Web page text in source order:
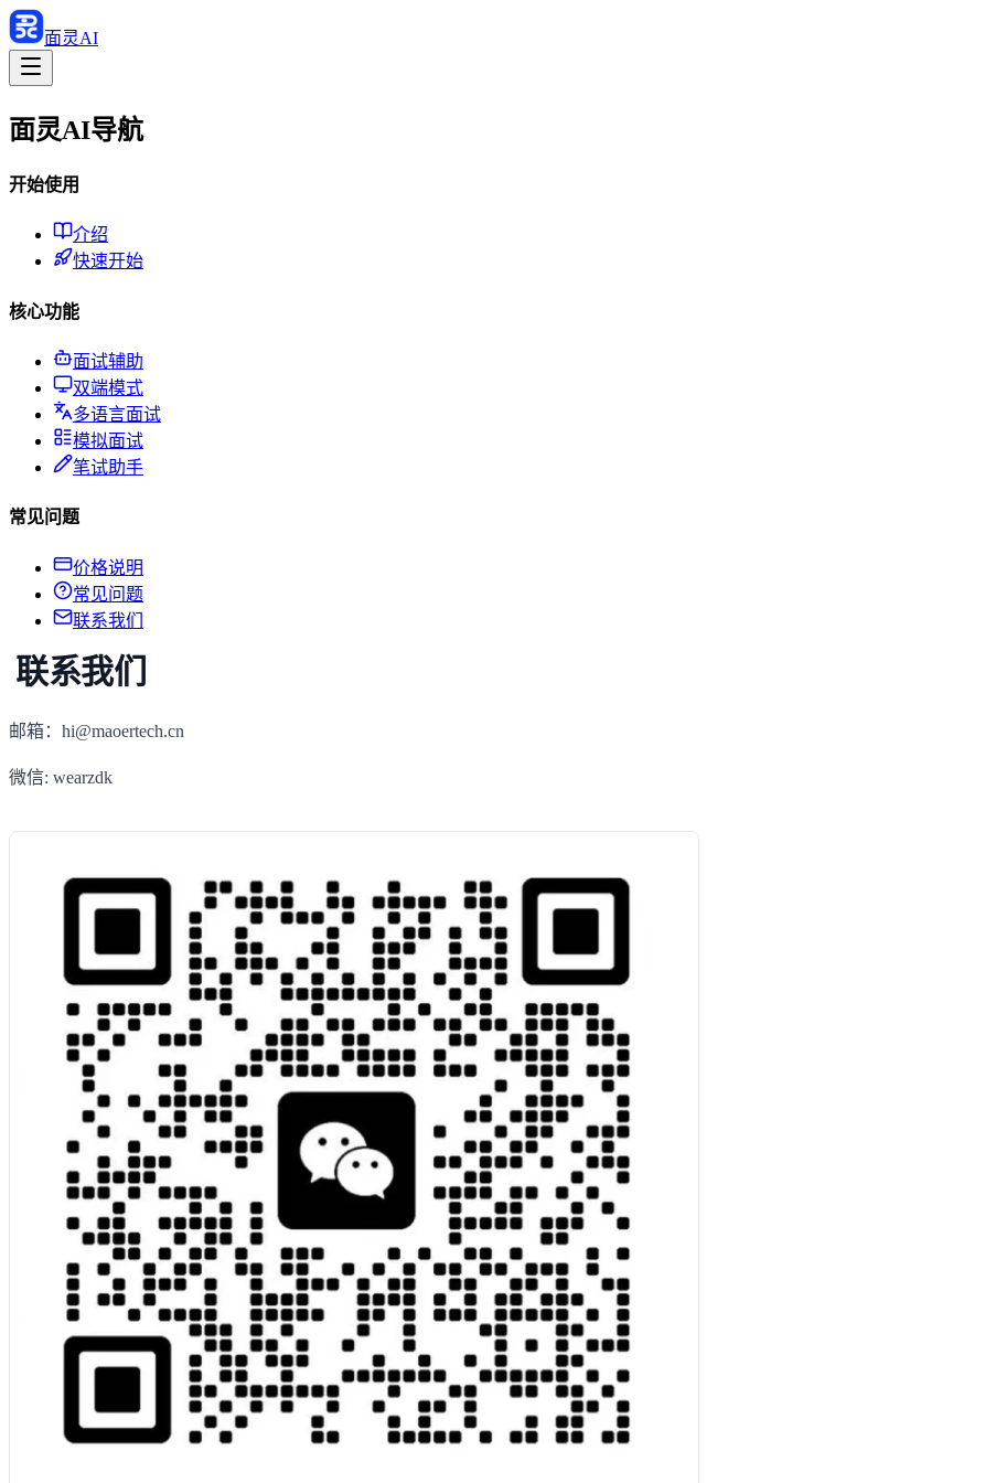
面灵AI
面灵AI导航
开始使用
介绍
快速开始
核心功能
面试辅助
双端模式
多语言面试
模拟面试
笔试助手
常见问题
价格说明
常见问题
联系我们
联系我们
邮箱： hi@maoertech.cn
微信: wearzdk